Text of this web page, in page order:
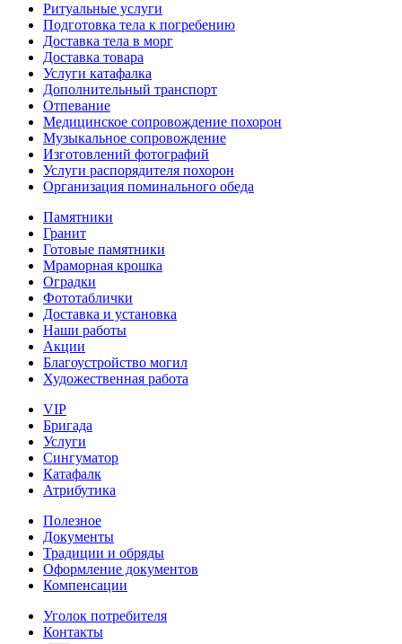
Ритуальные услуги
Подготовка тела к погребению
Доставка тела в морг
Доставка товара
Услуги катафалка
Дополнительный транспорт
Отпевание
Медицинское сопровождение похорон
Музыкальное сопровождение
Изготовлений фотографий
Услуги распорядителя похорон
Организация поминального обеда
Памятники
Гранит
Готовые памятники
Мраморная крошка
Оградки
Фототаблички
Доставка и установка
Наши работы
Акции
Благоустройство могил
Художественная работа
VIP
Бригада
Услуги
Сингуматор
Катафалк
Атрибутика
Полезное
Документы
Традиции и обряды
Оформление документов
Компенсации
Уголок потребителя
Контакты